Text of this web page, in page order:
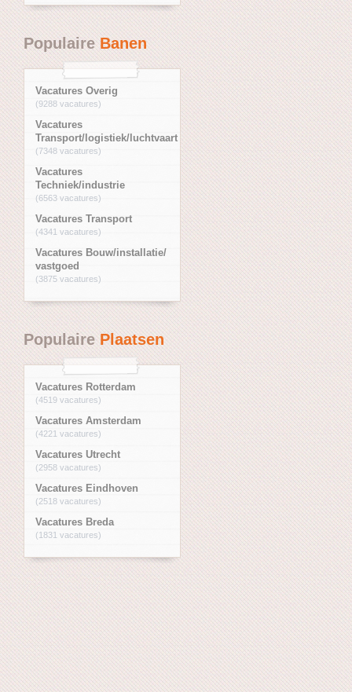
PopulaireBanen
Vacatures Overig
(9288 vacatures)
Vacatures
Transport/logistiek/luchtvaart
(7348 vacatures)
Vacatures
Techniek/industrie
(6563 vacatures)
Vacatures Transport
(4341 vacatures)
Vacatures Bouw/installatie/
vastgoed
(3875 vacatures)
PopulairePlaatsen
Vacatures Rotterdam
(4519 vacatures)
Vacatures Amsterdam
(4221 vacatures)
Vacatures Utrecht
(2958 vacatures)
Vacatures Eindhoven
(2518 vacatures)
Vacatures Breda
(1831 vacatures)